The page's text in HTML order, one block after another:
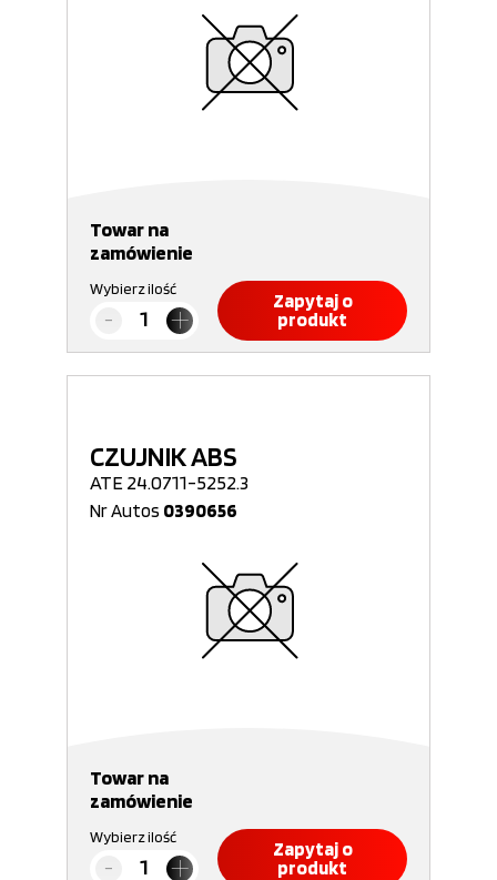
Towar na
zamówienie
Wybierz ilość
Zapytaj o
produkt
CZUJNIK ABS
ATE 24.0711-5252.3
Nr Autos 0390656
Towar na
zamówienie
Wybierz ilość
Zapytaj o
produkt